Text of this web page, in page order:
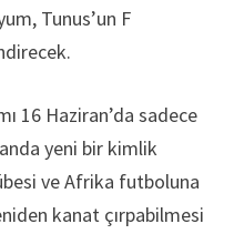
Tunus’un F
16 Haziran’da sadece
yeni bir kimlik
ve Afrika futboluna
kanat çırpabilmesi